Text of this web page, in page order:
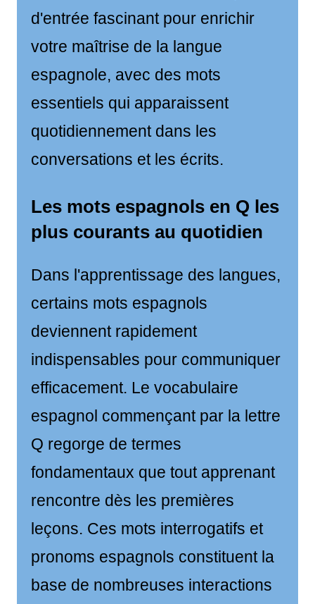
d'entrée fascinant pour enrichir
votre maîtrise de la langue
espagnole, avec des mots
essentiels qui apparaissent
quotidiennement dans les
conversations et les écrits.
Les mots espagnols en Q les
plus courants au quotidien
Dans l'apprentissage des langues,
certains mots espagnols
deviennent rapidement
indispensables pour communiquer
efficacement. Le vocabulaire
espagnol commençant par la lettre
Q regorge de termes
fondamentaux que tout apprenant
rencontre dès les premières
leçons. Ces mots interrogatifs et
pronoms espagnols constituent la
base de nombreuses interactions